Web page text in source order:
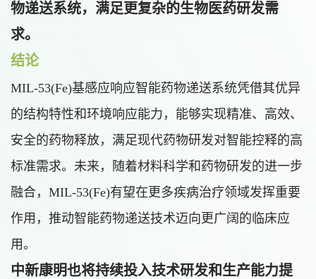
物递送系统，满足更复杂的生物医药研发需
求。
结论
MIL-53(Fe)基感应响应智能药物递送系统凭借其优异
的结构特性和环境响应能力，能够实现精准、高效、
安全的药物释放，满足现代药物研发对智能控释的高
标准需求。未来，随着材料科学和药物研发的进一步
融合，MIL-53(Fe)有望在更多疾病治疗领域发挥重要
作用，推动智能药物递送技术迈向更广阔的临床应
用。
中新康明也将持续投入技术研发和生产能力提